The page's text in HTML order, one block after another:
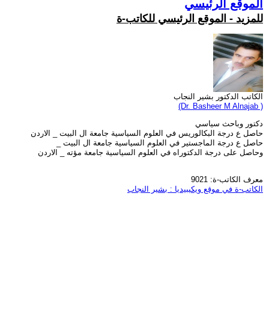
الموقع الرئيسي
للمزيد - الموقع الرئيسي للكاتب-ة
الكاتب الدكتور بشير النجاب
(Dr. Basheer M Alnajab )
دكتور وباحث سياسي
حاصل ع درجة البكالوريس في العلوم السياسية جامعة ال البيت _ الاردن
حاصل ع درجة الماجستير في العلوم السياسية جامعة ال البيت _
وحاصل على درجة الدكتوراه في العلوم السياسية جامعة مؤته _ الاردن
معرف الكاتب-ة: 9021
الكاتب-ة في موقع ويكيبيديا : بشير النجاب